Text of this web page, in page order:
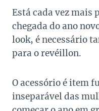
Está cada vez mais
chegada do ano
look, é necessário
para o revéillon.
O acessório é item
inseparável das